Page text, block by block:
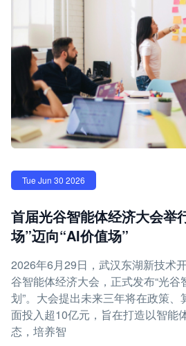
Tue Jun 30 2026
首届光谷智能体经济大会举
场”迈向“AI价值场”
2026年6月29日，武汉东湖新技术
谷智能体经济大会，正式发布“光谷
划”。大会提出未来三年将在政策、
面投入超10亿元，旨在打造以智能
态，培养智